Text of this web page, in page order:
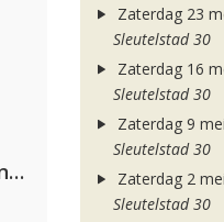
Purple Disco Machine & Sophie And The Giants
Zaterdag 23
Sleutelstad 30
Zaterdag 16
Sleutelstad 30
Zaterdag 9
Sleutelstad 30
Zaterdag 2
Sleutelstad 30